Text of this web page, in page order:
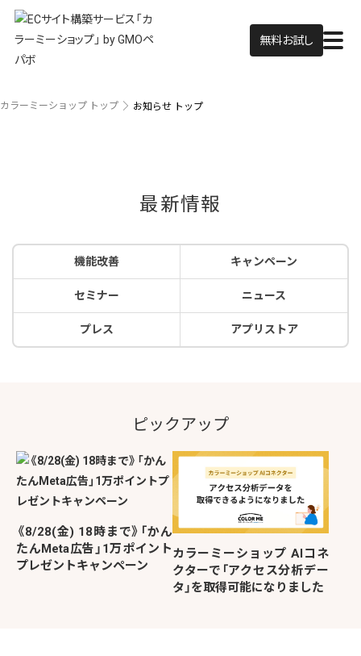
無料お試し
カラーミーショップ トップ お知らせ トップ
最新情報
機能改善 キャンペーン
セミナー ニュース
プレス アプリストア
ピックアップ
《8/28(金) 18時まで》「かん
たんMeta広告」1万ポイント
プレゼントキャンペーン
カラーミーショップ AIコネ
クターで「アクセス分析デー
タ」を取得可能になりました